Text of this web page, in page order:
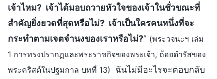
เจ้าไหม? เจ้าได้มอบถวายหัวใจของเจ้าในชั่วขณะที่
สำคัญยิ่งยวดที่สุดหรือไม่? เจ้าเป็นใครคนหนึ่งที่จะ
กระทำตามเจตจำนงของเราหรือไม่?” (พระวจนะฯ เล่ม
1 การทรงปรากฏและพระราชกิจของพระเจ้า, ถ้อยดำรัสของ
พระคริสต์ในปฐมกาล บทที่ 13)
ฉันไม่มีอะไรจะตอบกลับ